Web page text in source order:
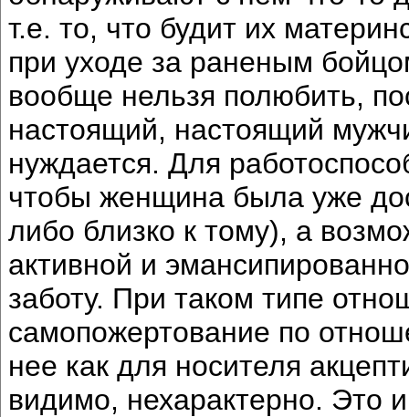
т.е. то, что будит их
при уходе за раненым
вообще нельзя полюбить,
настоящий, настоящий
нуждается. Для
чтобы женщина была уже
либо близко к тому), а
активной и
заботу. При таком типе
самопожертование по
нее как для носителя
видимо, нехарактерно. Это